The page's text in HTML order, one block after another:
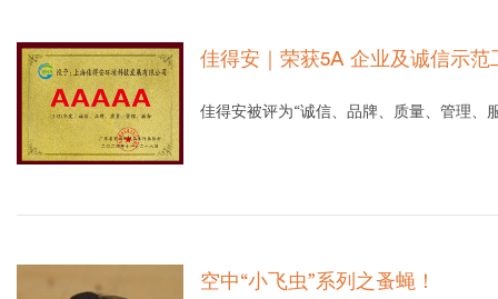
佳得安｜荣获5A 企业及诚信示范
佳得安被评为“诚信、品牌、质量、管理、
空中“小飞虫”系列之蚤蝇！